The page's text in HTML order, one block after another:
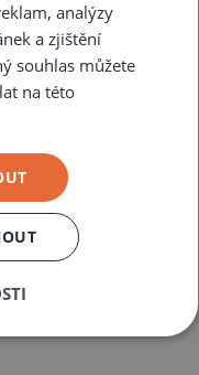
kompromis”.
retailového
Po
a Polsku se
byznysového
a vedení lidí. Na
„Tajemství
trénink k
analýzy
a zjištění
souhlas můžete
na této